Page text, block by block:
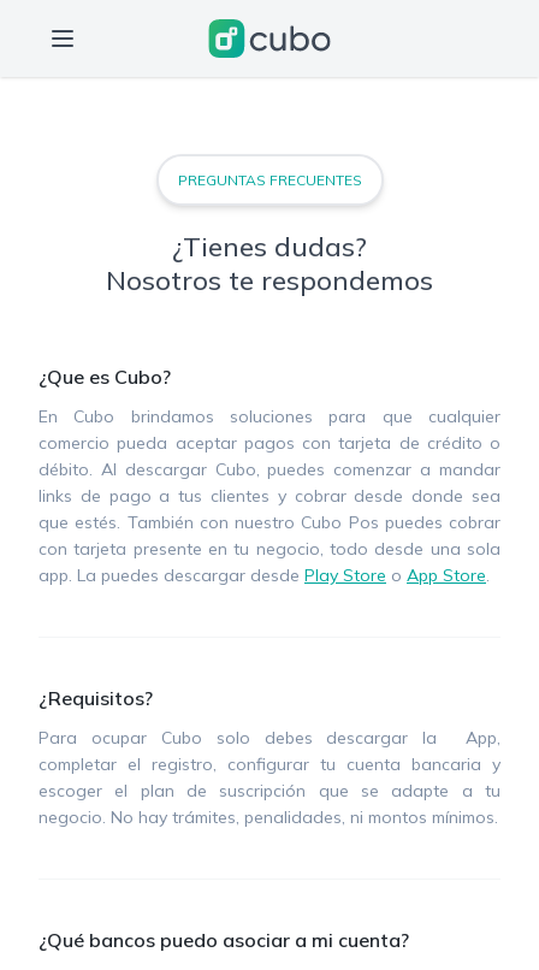
PREGUNTAS FRECUENTES
¿Tienes dudas?
Nosotros te respondemos
¿Que es Cubo?
En Cubo brindamos soluciones para que cualquier
comercio pueda aceptar pagos con tarjeta de crédito o
débito. Al descargar Cubo, puedes comenzar a mandar
links de pago a tus clientes y cobrar desde donde sea
que estés. También con nuestro Cubo Pos puedes cobrar
con tarjeta presente en tu negocio, todo desde una sola
app. La puedes descargar desde Play Store o App Store.
¿Requisitos?
Para ocupar Cubo solo debes descargar la App,
completar el registro, configurar tu cuenta bancaria y
escoger el plan de suscripción que se adapte a tu
negocio. No hay trámites, penalidades, ni montos mínimos.
¿Qué bancos puedo asociar a mi cuenta?